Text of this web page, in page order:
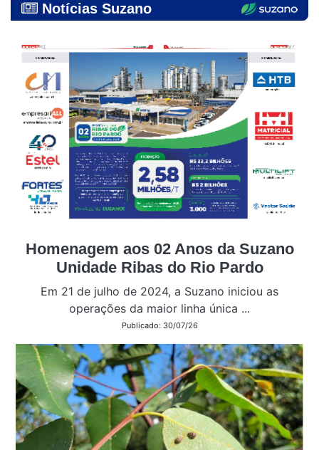
Notícias Suzano
Homenagem aos 02 Anos da Suzano
Unidade Ribas do Rio Pardo
Em 21 de julho de 2024, a Suzano iniciou as
operações da maior linha única ...
Publicado: 30/07/26